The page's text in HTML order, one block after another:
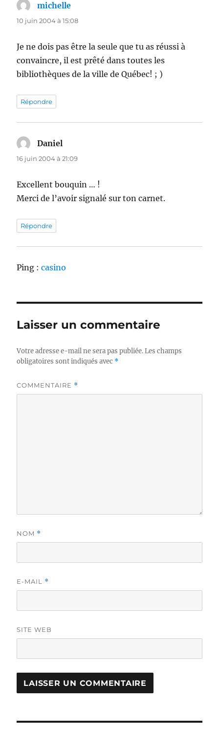
michelle
10 juin 2004 à 15:08
Je ne dois pas être la seule que tu as réussi à
convaincre, il est prêté dans toutes les
bibliothèques de la ville de Québec! ; )
Répondre
Daniel
16 juin 2004 à 21:09
Excellent bouquin … !
Merci de l’avoir signalé sur ton carnet.
Répondre
Ping :casino
Laisser un commentaire
Votre adresse e-mail ne sera pas publiée. Les champs
obligatoires sont indiqués avec *
COMMENTAIRE *
NOM *
E-MAIL *
SITE WEB